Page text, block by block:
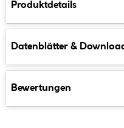
Produktdetails
Datenblätter &
Bewertungen